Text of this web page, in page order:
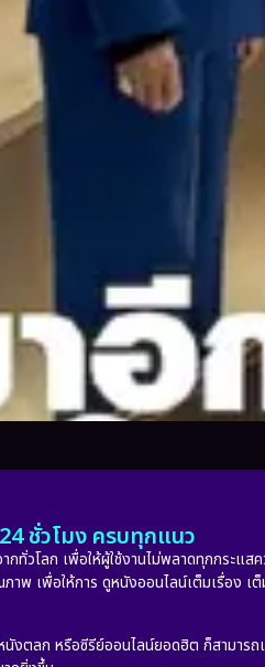
ชั่วโมง ครบทุกแนว
วโลก เพื่อให้ผู้ใช้งานไม่พลาดทุกกระแ
พ เพื่อให้การ ดูหนังออนไลน์เต็มเรื่อง เ
นังตลก หรือซีรีย์ออนไลน์ยอดฮิต ก็สามา